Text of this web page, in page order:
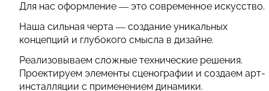
Для нас оформление — это современное искусство.
Наша сильная черта — создание уникальных
концепций и глубокого смысла в дизайне.
Реализовываем сложные технические решения.
Проектируем элементы сценографии и создаем арт-
инсталляции с применением динамики.